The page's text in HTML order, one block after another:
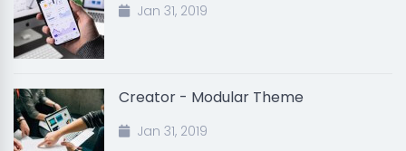
Jan 31, 2019
Creator - Modular Theme
Jan 31, 2019